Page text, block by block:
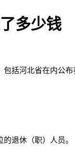
多少钱
括河北省在内公
退休（职）人员。